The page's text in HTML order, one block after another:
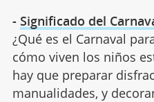
- Significado del
¿Qué es el Carnaval
cómo viven los niños
hay que preparar
manualidades, y